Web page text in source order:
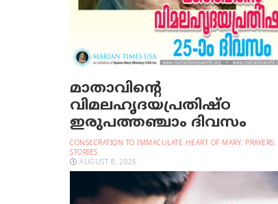
മാതാവിന്റെ
വിമലഹൃദയപ്രതിഷ്ഠ
ഇരുപത്തഞ്ചാം ദിവസം
CONSECRATION TO IMMACULATE HEART OF MARY, PRAYERS,
STORIES
AUGUST 8, 2026